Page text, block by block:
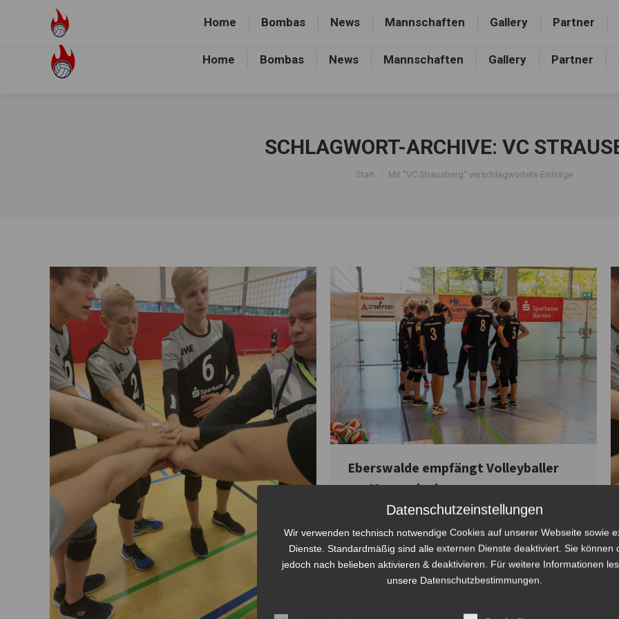
Volley-Bombas e.V.
Home Bombas News Mannschaften Gallery Partner
SCHLAGWORT-ARCHIVE: VC
Sie befinden sich hier:
Start Mit "VC Strausberg" verschlagwortete Einträge
Eberswalde empfängt Volleyballer
zur Vorrunde der
Jugendlandesmeisterschaften
Allgemein,Nachwuchs VonSteven Fritsche
1. November 2021
Pflichtaufgaben erfüllt Die zweite Runde der
31.10.2021 in Eberswalde ausgetragen. Die Jungen der
Home Bombas News Mannschaften Gallery Partner
Datenschutzeinstellungen
Wir verwenden technisch notwendige Cookies auf unserer Webseite sowie
Dienste. Standardmäßig sind alle externen Dienste deaktiviert. Sie können
jedoch nach belieben aktivieren & deaktivieren. Für weitere Informationen
unsere Datenschutzbestimmungen.